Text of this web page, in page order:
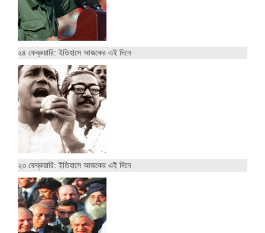
২৪ ফেব্রুয়ারি: ইতিহাসে আজকের এই দিনে
২৩ ফেব্রুয়ারি: ইতিহাসে আজকের এই দিনে